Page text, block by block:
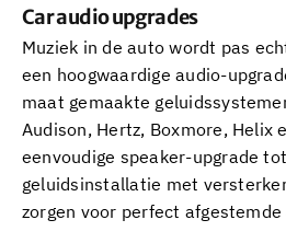
Car audio upgrades
Muziek in de auto wordt pas
een hoogwaardige audio-
maat gemaakte
Audison, Hertz, Boxmore, Helix
eenvoudige speaker-upgrade
geluidsinstallatie met
zorgen voor perfect afgestemde